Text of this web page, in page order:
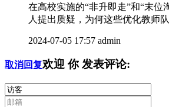
在高校实施的“非升即走”和“末位
人提出质疑，为何这些优化教师
2024-07-05 17:57 admin
取消回复欢迎 你发表评论: